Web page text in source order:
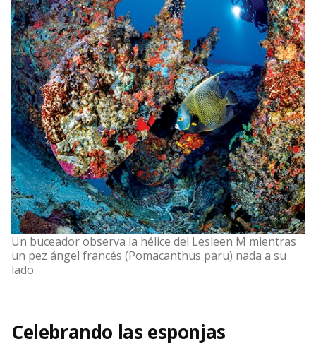
Un buceador observa la hélice del Lesleen M mientras
un pez ángel francés (Pomacanthus paru) nada a su
lado.
Celebrando las esponjas